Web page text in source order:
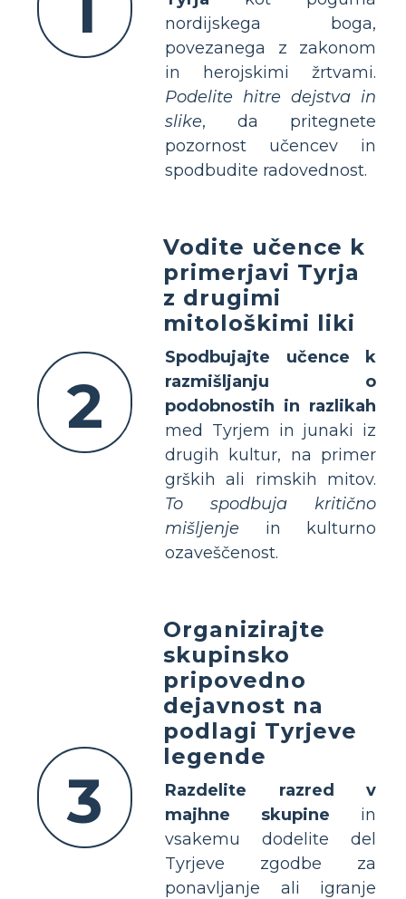
nordijskega boga,
povezanega z zakonom
in herojskimi žrtvami.
Podelite hitre dejstva in
slike, da pritegnete
pozornost učencev in
spodbudite radovednost.
2
Vodite učence k
primerjavi Tyrja
z drugimi
mitološkimi liki
Spodbujajte učence k
razmišljanju o
podobnostih in razlikah
med Tyrjem in junaki iz
drugih kultur, na primer
grških ali rimskih mitov.
To spodbuja kritično
mišljenje in kulturno
ozaveščenost.
3
Organizirajte
skupinsko
pripovedno
dejavnost na
podlagi Tyrjeve
legende
Razdelite razred v
majhne skupine in
vsakemu dodelite del
Tyrjeve zgodbe za
ponavljanje ali igranje